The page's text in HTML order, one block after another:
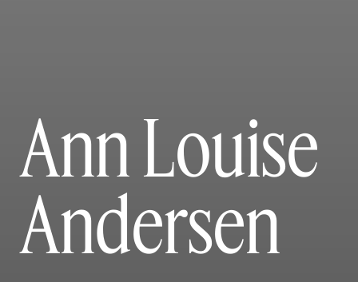
Ann Louise
Andersen